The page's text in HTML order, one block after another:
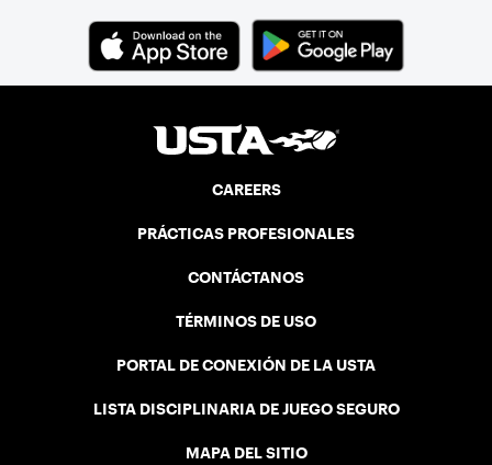
CAREERS
PRÁCTICAS PROFESIONALES
CONTÁCTANOS
TÉRMINOS DE USO
PORTAL DE CONEXIÓN DE LA USTA
LISTA DISCIPLINARIA DE JUEGO SEGURO
MAPA DEL SITIO